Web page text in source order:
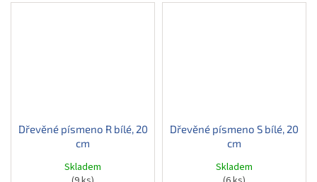
Dřevěné písmeno R bílé, 20
cm
Skladem
Dřevěné písmeno S bílé, 20
cm
Skladem